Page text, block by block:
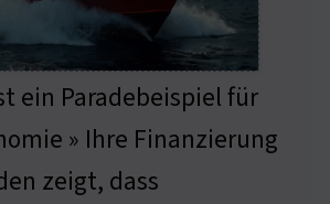
ein Paradebeispiel für
» Ihre Finanzierung
zeigt, dass